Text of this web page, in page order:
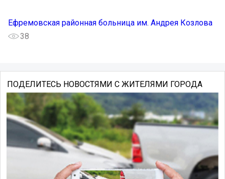
Ефремовская районная больница им. Андрея Козлова
38
ПОДЕЛИТЕСЬ НОВОСТЯМИ С ЖИТЕЛЯМИ ГОРОДА